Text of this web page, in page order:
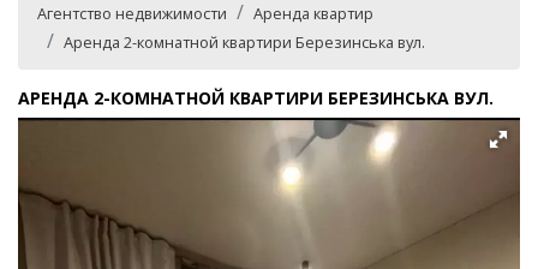
Агентство недвижимости
Аренда квартир
Аренда 2-комнатной квартири Березинська вул.
АРЕНДА 2-КОМНАТНОЙ КВАРТИРИ БЕРЕЗИНСЬКА ВУЛ.